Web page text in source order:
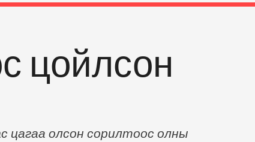
цойлсон
цагаа олсон сорилтоос олны